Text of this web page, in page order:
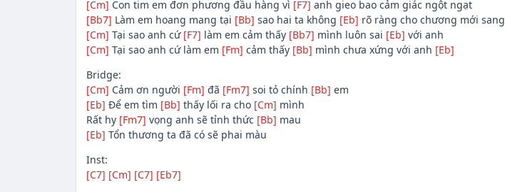
[Cm] Con tim em đơn phương đầu hàng vì [F7] anh gieo bao cảm giác ngột ngạt
[Bb7] Làm em hoang mang tại [Bb] sao hai ta không [Eb] rõ ràng cho chương mới sang
[Cm] Tại sao anh cứ [F7] làm em cảm thấy [Bb7] mình luôn sai [Eb] với anh
[Cm] Tại sao anh cứ làm em [Fm] cảm thấy [Bb] mình chưa xứng với anh [Eb]
Bridge:
[Cm] Cảm ơn người [Fm] đã [Fm7] soi tỏ chính [Bb] em
[Eb] Để em tìm [Bb] thấy lối ra cho [Cm] mình
Rất hy [Fm7] vọng anh sẽ tỉnh thức [Bb] mau
[Eb] Tổn thương ta đã có sẽ phai màu
Inst:
[C7] [Cm] [C7] [Eb7]